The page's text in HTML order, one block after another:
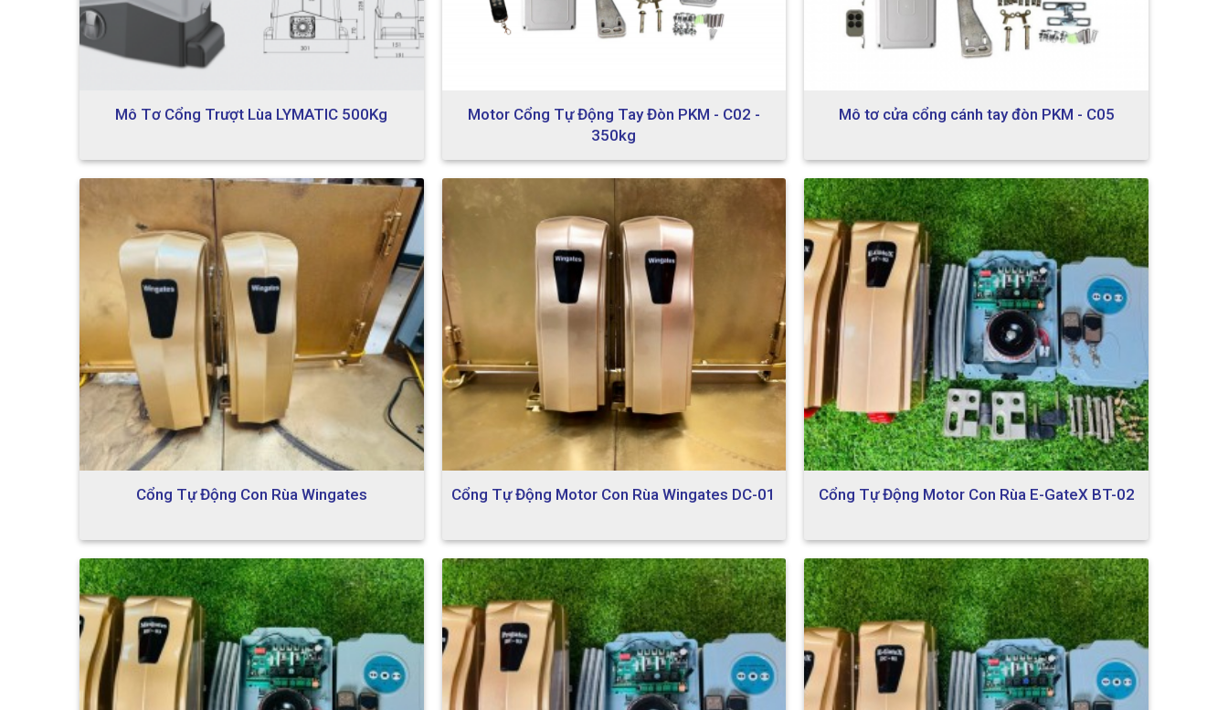
Mô Tơ Cổng Trượt Lùa LYMATIC 500Kg
Motor Cổng Tự Động Tay Đòn PKM - C02 -
350kg
Mô tơ cửa cổng cánh tay đòn PKM - C05
Cổng Tự Động Con Rùa Wingates Cổng Tự Động Motor Con Rùa Wingates DC-01 Cổng Tự Động Motor Con Rùa E-GateX BT-02